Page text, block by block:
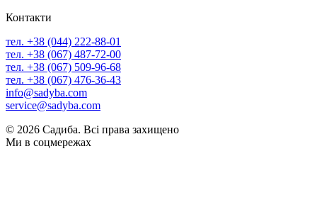
Контакти
тел. +38 (044) 222-88-01
тел. +38 (067) 487-72-00
тел. +38 (067) 509-96-68
тел. +38 (067) 476-36-43
info@sadyba.com
service@sadyba.com
© 2026 Садиба. Всі права захищено
Ми в соцмережах